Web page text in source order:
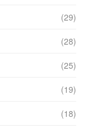
(29)
(28)
(25)
(19)
(18)